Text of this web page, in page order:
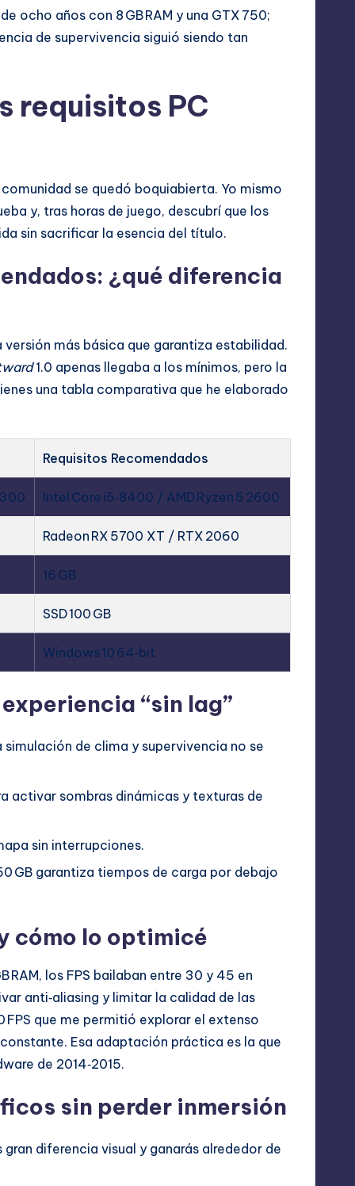
ocho años con 8 GB RAM y una GTX 750;
de supervivencia siguió siendo tan
requisitos PC
se quedó boquiabierta. Yo mismo
y, tras horas de juego, descubrí que los
sin sacrificar la esencia del título.
¿qué diferencia
más básica que garantiza estabilidad.
1.0 apenas llegaba a los mínimos, pero la
una tabla comparativa que he elaborado
Requisitos Recomendados
Intel Core i5‑8400 / AMD Ryzen 5 2600
Radeon RX 5700 XT / RTX 2060
16 GB
SSD 100 GB
Windows 10 64‑bit
“sin lag”
de clima y supervivencia no se
activar sombras dinámicas y texturas de
sin interrupciones.
GB garantiza tiempos de carga por debajo
cómo lo optimicé
RAM, los FPS bailaban entre 30 y 45 en
anti‑aliasing y limitar la calidad de las
FPS que me permitió explorar el extenso
Esa adaptación práctica es la que
de 2014‑2015.
sin perder inmersión
diferencia visual y ganarás alrededor de